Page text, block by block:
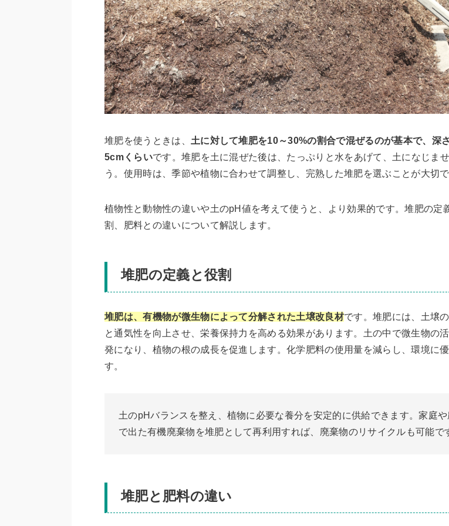
堆肥を使うときは、 土に対して堆肥を10～30%の割合で混ぜるのが基本で、深
5cmくらいです。堆肥を土に混ぜた後は、たっぷりと水をあげて、土になじま
う。使用時は、季節や植物に合わせて調整し、完熟した堆肥を選ぶことが大切で
植物性と動物性の違いや土のpH値を考えて使うと、より効果的です。堆肥の定
割、肥料との違いについて解説します。
堆肥の定義と役割
堆肥は、有機物が微生物によって分解された土壌改良材です。堆肥には、土壌
と通気性を向上させ、栄養保持力を高める効果があります。土の中で微生物の
発になり、植物の根の成長を促進します。化学肥料の使用量を減らし、環境に
す。
土のpHバランスを整え、植物に必要な養分を安定的に供給できます。家庭
で出た有機廃棄物を堆肥として再利用すれば、廃棄物のリサイクルも可能で
堆肥と肥料の違い